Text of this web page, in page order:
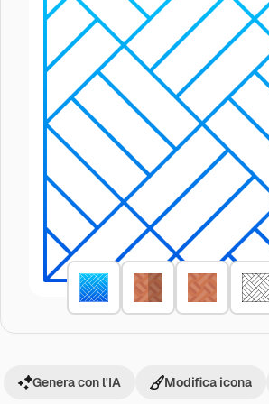
Genera con l'IA Modifica icona